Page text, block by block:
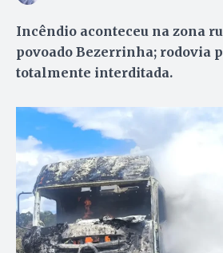
Incêndio aconteceu na zona
povoado Bezerrinha; rodovia
totalmente interditada.